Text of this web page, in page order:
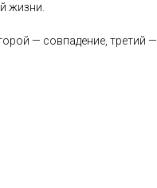
жизни.
— совпадение, третий —